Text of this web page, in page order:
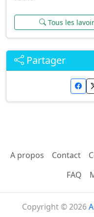
Tous les
Partager
A propos Contact
FAQ
Copyright © 2026